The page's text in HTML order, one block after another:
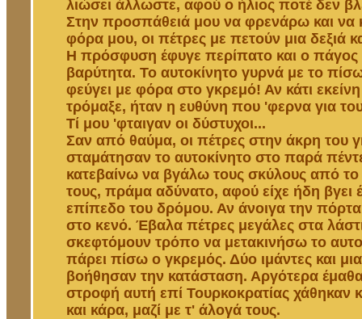
λιώσει άλλωστε, αφού ο ήλιος ποτέ δεν
Στην προσπάθειά μου να φρενάρω και
φόρα μου, οι πέτρες με πετούν μια δεξιά
Η πρόσφυση έφυγε περίπατο και ο πάγος
βαρύτητα. Το αυτοκίνητο γυρνά με το
φεύγει με φόρα στο γκρεμό! Αν κάτι
τρόμαξε, ήταν η ευθύνη που 'φερνα για
Τί μου 'φταιγαν οι δύστυχοι...
Σαν από θαύμα, οι πέτρες στην άκρη του
σταμάτησαν το αυτοκίνητο στο παρά
κατεβαίνω να βγάλω τους σκύλους από
τους, πράμα αδύνατο, αφού είχε ήδη βγει
επίπεδο του δρόμου. Αν άνοιγα την
στο κενό. Έβαλα πέτρες μεγάλες στα
σκεφτόμουν τρόπο να μετακινήσω το
πάρει πίσω ο γκρεμός. Δύο ιμάντες και
βοήθησαν την κατάσταση. Αργότερα
στροφή αυτή επί Τουρκοκρατίας χάθηκαν
και κάρα, μαζί με τ' άλογά τους.